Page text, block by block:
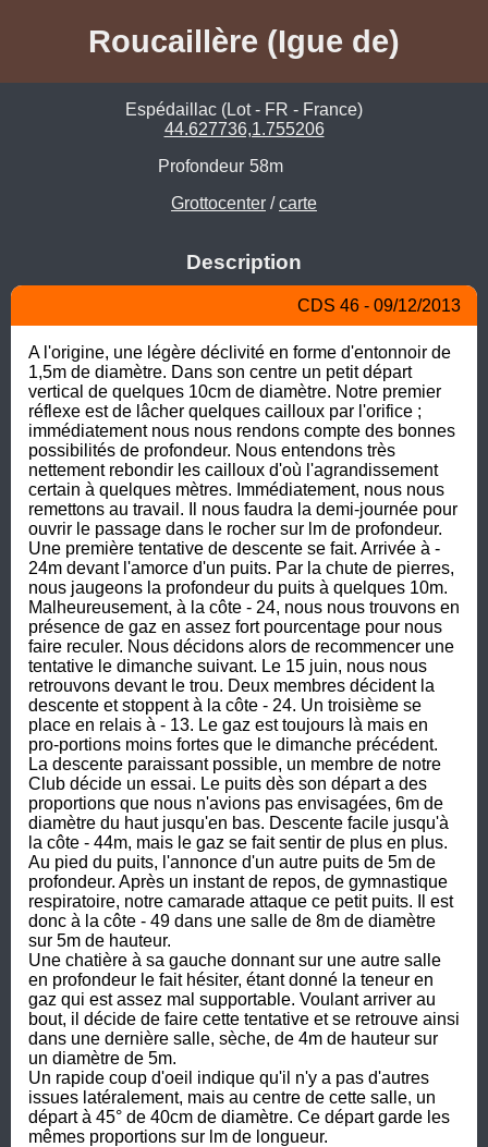
Roucaillère (Igue de)
Espédaillac (Lot - FR - France)
44.627736,1.755206
Profondeur 58m
Grottocenter /carte
Description
CDS 46 - 09/12/2013
A l'origine, une légère déclivité en forme d'entonnoir de
1,5m de diamètre. Dans son centre un petit départ
vertical de quelques 10cm de diamètre. Notre premier
réflexe est de lâcher quelques cailloux par l'orifice ;
immédiatement nous nous rendons compte des bonnes
possibilités de profondeur. Nous entendons très
nettement rebondir les cailloux d'où l'agrandissement
certain à quelques mètres. Immédiatement, nous nous
remettons au travail. Il nous faudra la demi-journée pour
ouvrir le passage dans le rocher sur lm de profondeur.
Une première tentative de descente se fait. Arrivée à -
24m devant l'amorce d'un puits. Par la chute de pierres,
nous jaugeons la profondeur du puits à quelques 10m.
Malheureusement, à la côte - 24, nous nous trouvons en
présence de gaz en assez fort pourcentage pour nous
faire reculer. Nous décidons alors de recommencer une
tentative le dimanche suivant. Le 15 juin, nous nous
retrouvons devant le trou. Deux membres décident la
descente et stoppent à la côte - 24. Un troisième se
place en relais à - 13. Le gaz est toujours là mais en
pro-portions moins fortes que le dimanche précédent.
La descente paraissant possible, un membre de notre
Club décide un essai. Le puits dès son départ a des
proportions que nous n'avions pas envisagées, 6m de
diamètre du haut jusqu'en bas. Descente facile jusqu'à
la côte - 44m, mais le gaz se fait sentir de plus en plus.
Au pied du puits, l'annonce d'un autre puits de 5m de
profondeur. Après un instant de repos, de gymnastique
respiratoire, notre camarade attaque ce petit puits. Il est
donc à la côte - 49 dans une salle de 8m de diamètre
sur 5m de hauteur.
Une chatière à sa gauche donnant sur une autre salle
en profondeur le fait hésiter, étant donné la teneur en
gaz qui est assez mal supportable. Voulant arriver au
bout, il décide de faire cette tentative et se retrouve ainsi
dans une dernière salle, sèche, de 4m de hauteur sur
un diamètre de 5m.
Un rapide coup d'oeil indique qu'il n'y a pas d'autres
issues latéralement, mais au centre de cette salle, un
départ à 45° de 40cm de diamètre. Ce départ garde les
mêmes proportions sur lm de longueur.